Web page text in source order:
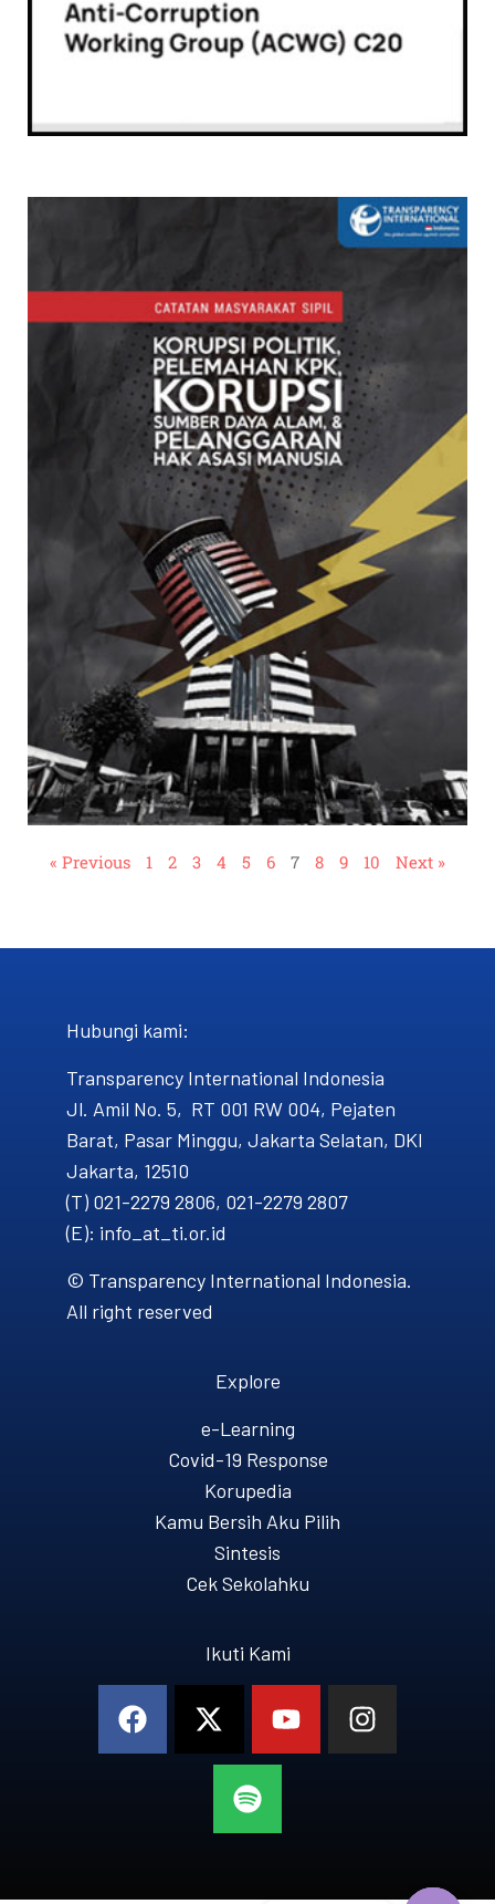
« Previous 1 2 3 4 5 6 7 8 9 10 Next »
Hubungi kami​:
Transparency International Indonesia
Jl. Amil No. 5, RT 001 RW 004, Pejaten
Barat, Pasar Minggu, Jakarta Selatan, DKI
Jakarta, 12510
(T) 021-2279 2806, 021-2279 2807
(E): info_at_ti.or.id
© Transparency International Indonesia.
All right reserved
Explore
e-Learning
Covid-19 Response
Korupedia
Kamu Bersih Aku Pilih
Sintesis
Cek Sekolahku
Ikuti Kami